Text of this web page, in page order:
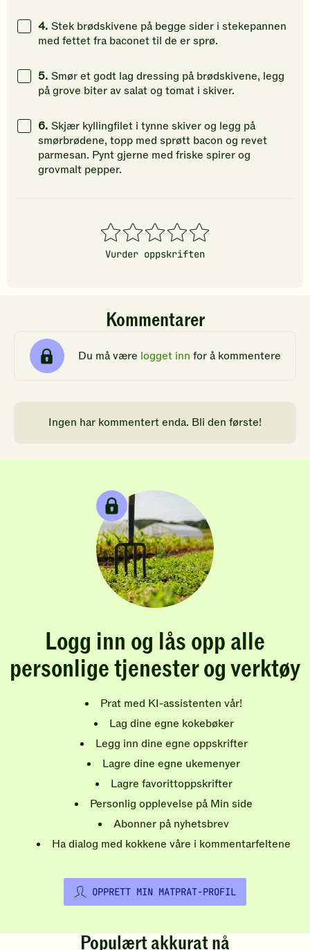
4. Stek brødskivene på begge sider i stekepannen
med fettet fra baconet til de er sprø.
5. Smør et godt lag dressing på brødskivene, legg
på grove biter av salat og tomat i skiver.
6. Skjær kyllingfilet i tynne skiver og legg på
smørbrødene, topp med sprøtt bacon og revet
parmesan. Pynt gjerne med friske spirer og
grovmalt pepper.
1
stjerner
2
stjerner
3
stjerner
4
stjerner
5
stjerner
Vurder oppskriften
Kommentarer
Du må være logget inn for å kommentere
Ingen har kommentert enda. Bli den første!
Logg inn og lås opp alle
personlige tjenester og verktøy
Prat med KI-assistenten vår!
Lag dine egne kokebøker
Legg inn dine egne oppskrifter
Lagre dine egne ukemenyer
Lagre favorittoppskrifter
Personlig opplevelse på Min side
Abonner på nyhetsbrev
Ha dialog med kokkene våre i kommentarfeltene
OPPRETT MIN MATPRAT-PROFIL
Populært akkurat nå